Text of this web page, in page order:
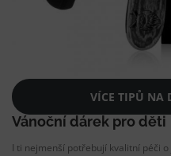
VÍCE TIPŮ NA
Vánoční dárek pro děti
I ti nejmenší potřebují kvalitní péči